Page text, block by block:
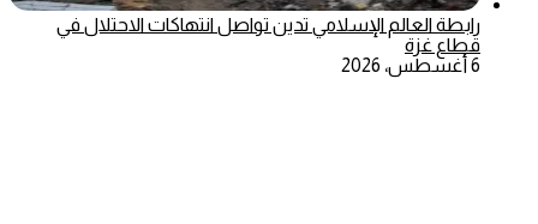
رابطة العالم الإسلامي تدين تواصل انتهاكات الاحتلال في
قطاع غزة
6 أغسطس، 2026